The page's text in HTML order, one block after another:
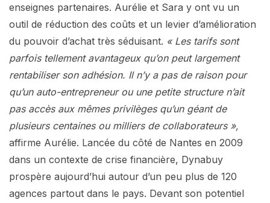
enseignes partenaires. Aurélie et Sara y ont vu un
outil de réduction des coûts et un levier d’amélioration
du pouvoir d’achat très séduisant. « Les tarifs sont
parfois tellement avantageux qu’on peut largement
rentabiliser son adhésion. Il n’y a pas de raison pour
qu’un auto-entrepreneur ou une petite structure n’ait
pas accès aux mêmes privilèges qu’un géant de
plusieurs centaines ou milliers de collaborateurs »,
affirme Aurélie. Lancée du côté de Nantes en 2009
dans un contexte de crise financière, Dynabuy
prospère aujourd’hui autour d’un peu plus de 120
agences partout dans le pays. Devant son potentiel